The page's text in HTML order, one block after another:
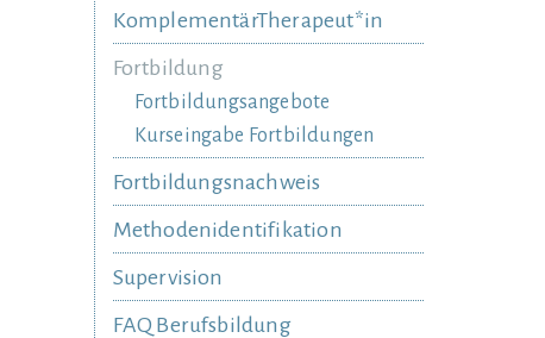
KomplementärTherapeut*in
Fortbildung
Fortbildungsangebote
Kurseingabe Fortbildungen
Fortbildungsnachweis
Methodenidentifikation
Supervision
FAQ Berufsbildung